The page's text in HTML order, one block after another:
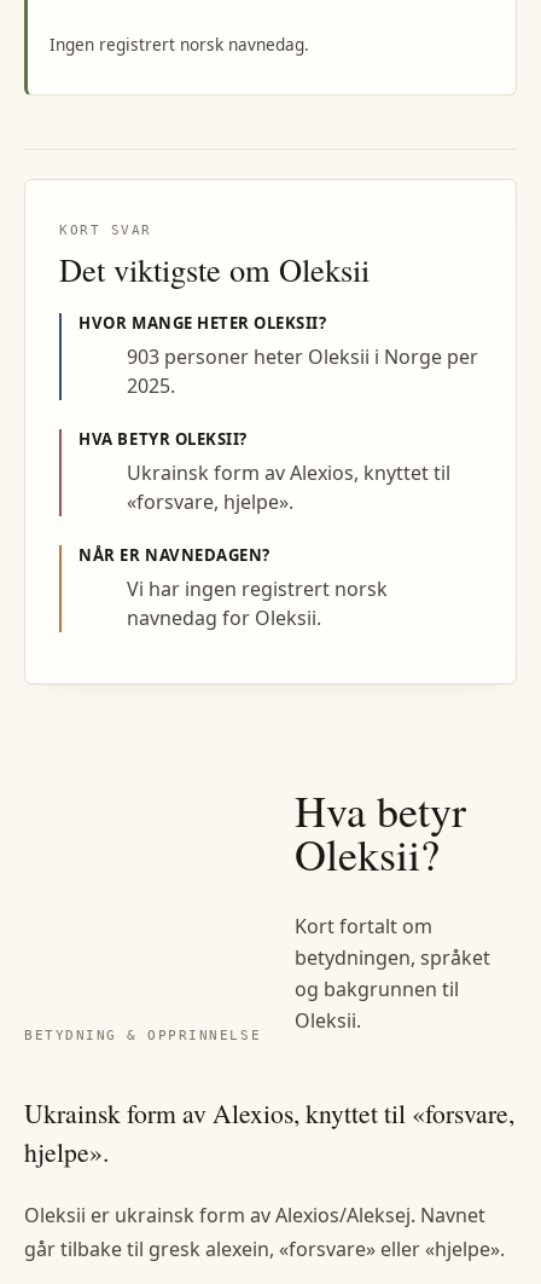
Ingen registrert norsk navnedag.
KORT SVAR
Det viktigste om Oleksii
HVOR MANGE HETEROLEKSII?
903 personer heter Oleksii i Norge per
2025.
HVA BETYR OLEKSII?
Ukrainsk form av Alexios, knyttet til
«forsvare, hjelpe».
NÅR ER NAVNEDAGEN?
Vi har ingen registrert norsk
navnedag for Oleksii.
BETYDNING & OPPRINNELSE
Hva betyr
Oleksii?
Kort fortalt om
betydningen, språket
og bakgrunnen til
Oleksii.
Ukrainsk form av Alexios, knyttet til «forsvare,
hjelpe».
Oleksii er ukrainsk form av Alexios/Aleksej. Navnet
går tilbake til gresk alexein, «forsvare» eller «hjelpe».